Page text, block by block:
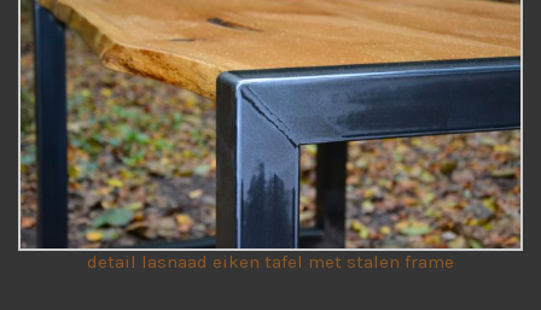
detail lasnaad eiken tafel met stalen frame